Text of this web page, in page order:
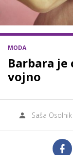
MODA
Barbara
vojno
Saša Osolnik